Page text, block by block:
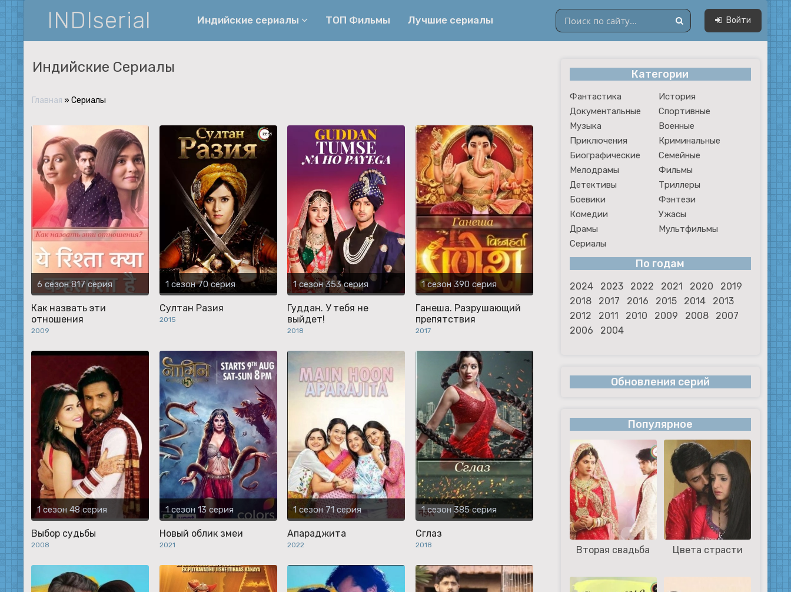
INDIserial Индийские сериалы
Спортивные
Музыка
Военные
Семейные
Мелодрамы
Фильмы
Фэнтези
Комедии
Ужасы
Мультфильмы
Сериалы
ТОП Фильмы Лучшие сериалы Войти
Индийские Сериалы
Главная » Сериалы
6 сезон 817 серия
Как назвать эти
отношения
2009
1 сезон 70 серия
Султан Разия
2015
1 сезон 353 серия
Гуддан. У тебя не
выйдет!
2018
1 сезон 390 серия
Ганеша. Разрушающий
препятствия
2017
1 сезон 48 серия
Выбор судьбы
2008
1 сезон 13 серия
Новый облик змеи
2021
1 сезон 71 серия
Апараджита
2022
1 сезон 385 серия
Сглаз
2018
Категории
Фантастика
История
Документальные
Спортивные
Музыка
Военные
Приключения
Криминальные
Биографические
Семейные
Мелодрамы
Фильмы
Детективы
Триллеры
Боевики
Фэнтези
Комедии
Ужасы
Драмы
Мультфильмы
Сериалы
По годам
2024 2023 2022 2021 2020
2019
2018
2017 2016 2015 2014
2013
2012
2011 2010 2009 2008
2007
2006
2004
Обновления серий
Популярное
Вторая свадьба Цвета страсти